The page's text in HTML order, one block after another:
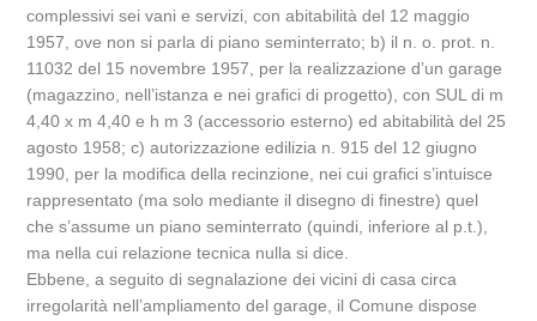
complessivi sei vani e servizi, con abitabilità del 12 maggio
1957, ove non si parla di piano seminterrato; b) il n. o. prot. n.
11032 del 15 novembre 1957, per la realizzazione d’un garage
(magazzino, nell’istanza e nei grafici di progetto), con SUL di m
4,40 x m 4,40 e h m 3 (accessorio esterno) ed abitabilità del 25
agosto 1958; c) autorizzazione edilizia n. 915 del 12 giugno
1990, per la modifica della recinzione, nei cui grafici s’intuisce
rappresentato (ma solo mediante il disegno di finestre) quel
che s’assume un piano seminterrato (quindi, inferiore al p.t.),
ma nella cui relazione tecnica nulla si dice.
Ebbene, a seguito di segnalazione dei vicini di casa circa
irregolarità nell’ampliamento del garage, il Comune dispose